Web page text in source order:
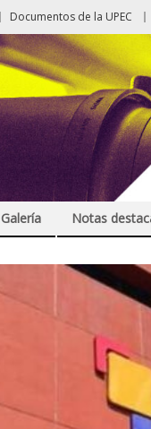
Documentos de la UPEC
Galería Notas